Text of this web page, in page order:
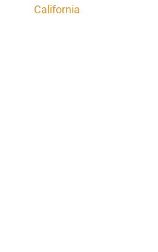
California